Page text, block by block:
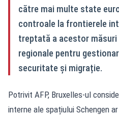
către mai multe state
controale la frontierele
treptată a acestor
regionale pentru
securitate și migrație.
Potrivit AFP, Bruxelles-ul
interne ale spațiului Schengen